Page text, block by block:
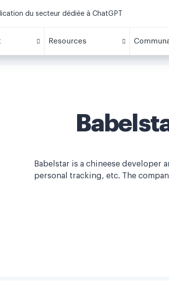
du secteur dédiée à ChatGPT
Resources
Babelstar is a chineese
personal tracking, etc. The